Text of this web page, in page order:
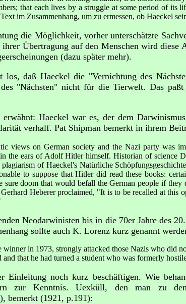
that each lives by a struggle at some period of
im Zusammenhang, um zu ermessen, ob Haeckel
die Möglichkeit, vorher unterschätzte
Übertragung auf den Menschen wird
(dazu später mehr).
los, daß Haeckel die "Vernichtung des
"Nächsten" nicht für die Tierwelt. Das
Haeckel war es, der dem
verhalf. Pat Shipman bemerkt in ihrem
views on German society and the Nazi party was
the ears of Adolf Hitler himself. Historian of science
plagiarism of Haeckel's Natürliche
to suppose that Hitler did read these books:
sure doom that would befall the German people if
Heberer proclaimed, "It is to be recalled at
Neodarwinisten bis in die 70er Jahre des
sollte auch K. Lorenz kurz genannt
in 1973, strongly attacked those Nazis who did
that he had turned a student who was formerly
noch kurz beschäftigen. Wie
zur Kenntnis. Uexküll, den man zu
), bemerkt (1921, p.191):